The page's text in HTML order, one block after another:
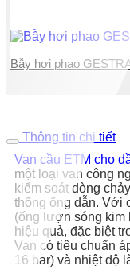
Bẫy hơi phao
Thông tin chi tiết
Van cầu ETM cho
một loại van công
kiểm soát dòng
thống ống dẫn. Với
(ống lượn sóng kim
hiệu quả, đặc biệt
Van có tiêu chuẩn
16 bar) và nhiệt độ